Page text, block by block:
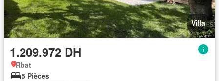
Villa
1.209.972 DH
Rbat
5 Pièces